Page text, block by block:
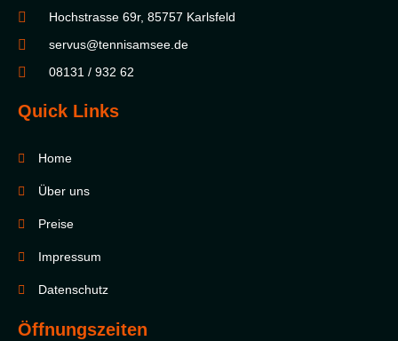
Hochstrasse 69r, 85757 Karlsfeld
servus@tennisamsee.de
08131 / 932 62
Quick Links
Home
Über uns
Preise
Impressum
Datenschutz
Öffnungszeiten